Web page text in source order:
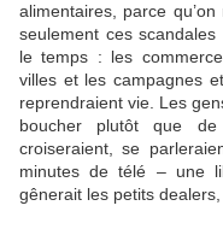
alimentaires, parce
seulement ces
le temps : les
villes et les campagnes
reprendraient vie. Les
boucher plutôt que
croiseraient, se
minutes de télé – une
gênerait les petits